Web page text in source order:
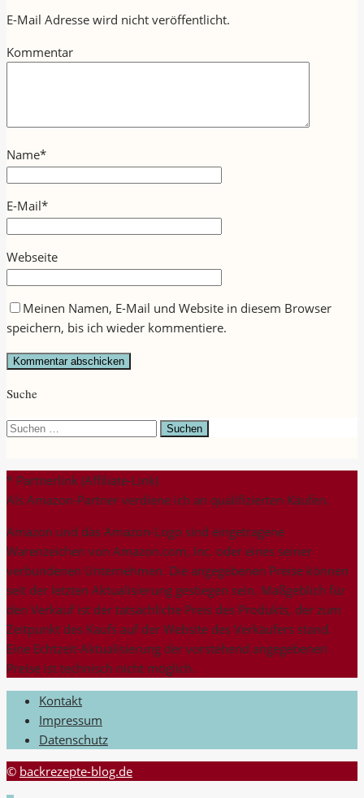
E-Mail Adresse wird nicht veröffentlicht.
Kommentar
Name*
E-Mail*
Webseite
Meinen Namen, E-Mail und Website in diesem Browser
speichern, bis ich wieder kommentiere.
Suche
Suchen
* Partnerlink (Affiliate-Link)
Als Amazon-Partner verdiene ich an qualifizierten Käufen.
Amazon und das Amazon-Logo sind eingetragene
Warenzeichen von Amazon.com, Inc. oder eines seiner
verbundenen Unternehmen. Die angegebenen Preise können
seit der letzten Aktualisierung gestiegen sein. Maßgeblich für
den Verkauf ist der tatsächliche Preis des Produkts, der zum
Zeitpunkt des Kaufs auf der Website des Verkäufers stand.
Eine Echtzeit-Aktualisierung der vorstehend angegebenen
Preise ist technisch nicht möglich.
Kontakt
Impressum
Datenschutz
© backrezepte-blog.de